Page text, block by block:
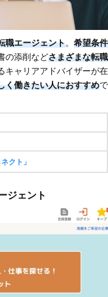
職エージェント。 希望条件
の添削などさまざまな転職
キャリアアドバイザーが在
く働きたい人におすすめで
クト」
ジェント